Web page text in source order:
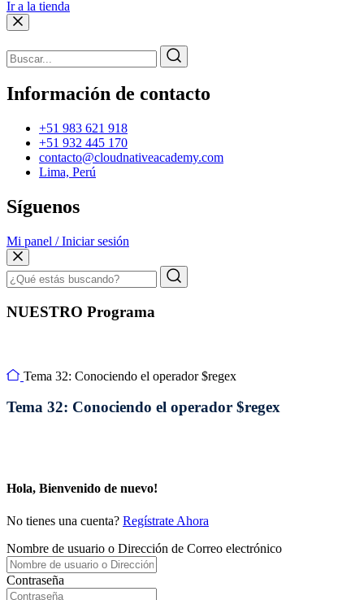
Ir a la tienda
Información de contacto
+51 983 621 918
+51 932 445 170
contacto@cloudnativeacademy.com
Lima, Perú
Síguenos
Mi panel / Iniciar sesión
NUESTRO Programa
Tema 32: Conociendo el operador $regex
Tema 32: Conociendo el operador $regex
Hola, Bienvenido de nuevo!
No tienes una cuenta? Regístrate Ahora
Nombre de usuario o Dirección de Correo electrónico
Contraseña